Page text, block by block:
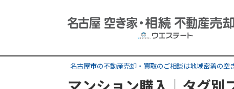
名古屋市の不動産売却・買取のご相談は地域密着の空